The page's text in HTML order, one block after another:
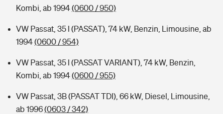
Kombi, ab 1994(0600 / 950)
VW Passat, 35 I (PASSAT), 74 kW, Benzin, Limousine, ab
1994(0600 / 954)
VW Passat, 35 I (PASSAT VARIANT), 74 kW, Benzin,
Kombi, ab 1994(0600 / 955)
VW Passat, 3B (PASSAT TDI), 66 kW, Diesel, Limousine,
ab 1996(0603 / 342)